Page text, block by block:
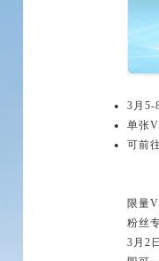
3月5-
单张
可前
限量
粉丝
3月2